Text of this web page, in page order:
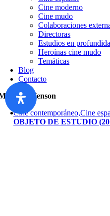
Cine moderno
Cine mudo
Colaboraciones
Directoras
Estudios en
Heroínas cine mudo
Temáticas
Blog
Contacto
Henson
Cine contemporáneo,Cine
OBJETO DE ESTUDIO